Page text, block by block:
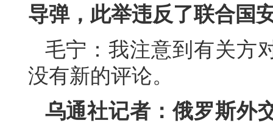
导弹，此举违反了联合国
毛宁：我注意到有关方
没有新的评论。
乌通社记者：俄罗斯外